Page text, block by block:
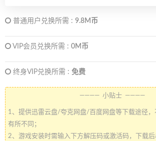
普通用户兑换所需 : 9.8M币
VIP会员兑换所需 : 0M币
终身VIP兑换所需 : 免费
———— 小贴士 ————
1、提供迅雷云盘/夸克网盘/百度网盘等下载途径
有所不同；
2、游戏安装时需输入下方解压码或激活码，下载